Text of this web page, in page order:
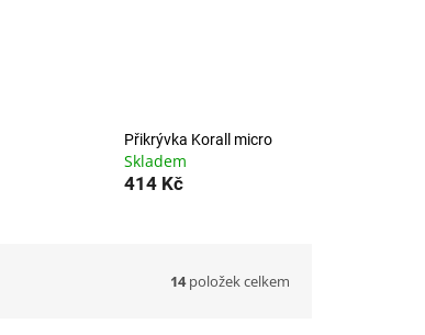
Přikrývka Korall micro
Skladem
414 Kč
14položek celkem